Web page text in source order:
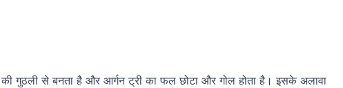
गुठली से बनता है और आर्गन ट्री का फल छोटा और गोल होता है। इसके अलावा